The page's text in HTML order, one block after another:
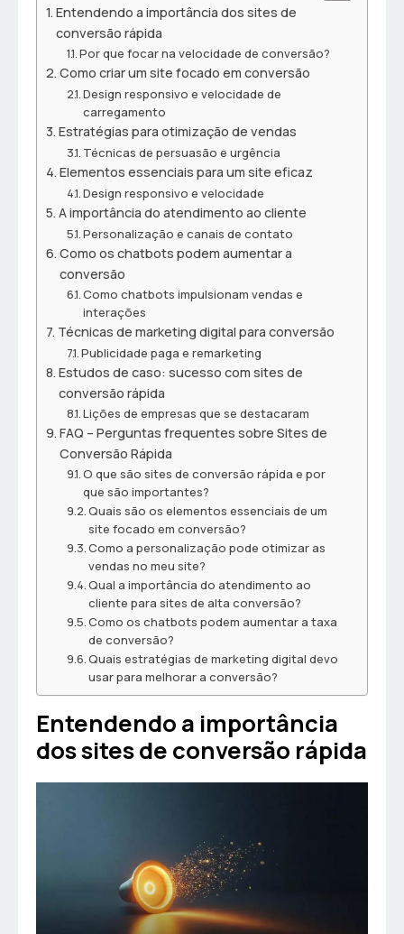
Entendendo a importância dos sites de
conversão rápida
Por que focar na velocidade de conversão?
Como criar um site focado em conversão
Design responsivo e velocidade de
carregamento
Estratégias para otimização de vendas
Técnicas de persuasão e urgência
Elementos essenciais para um site eficaz
Design responsivo e velocidade
A importância do atendimento ao cliente
Personalização e canais de contato
Como os chatbots podem aumentar a
conversão
Como chatbots impulsionam vendas e
interações
Técnicas de marketing digital para conversão
Publicidade paga e remarketing
Estudos de caso: sucesso com sites de
conversão rápida
Lições de empresas que se destacaram
FAQ – Perguntas frequentes sobre Sites de
Conversão Rápida
O que são sites de conversão rápida e por
que são importantes?
Quais são os elementos essenciais de um
site focado em conversão?
Como a personalização pode otimizar as
vendas no meu site?
Qual a importância do atendimento ao
cliente para sites de alta conversão?
Como os chatbots podem aumentar a taxa
de conversão?
Quais estratégias de marketing digital devo
usar para melhorar a conversão?
Entendendo a importância
dos sites de conversão rápida